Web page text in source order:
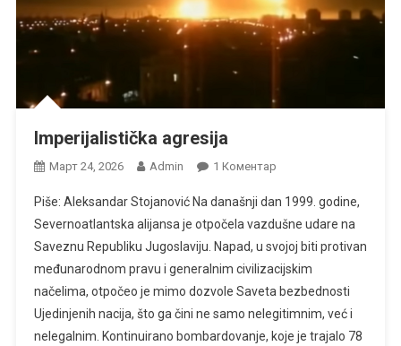
Imperijalistička agresija
Март 24, 2026 Admin 1 КоментарНа
Agresija
Piše: Aleksandar Stojanović Na današnji dan 1999. godine,
Severnoatlantska alijansa je otpočela vazdušne udare na
Saveznu Republiku Jugoslaviju. Napad, u svojoj biti protivan
međunarodnom pravu i generalnim civilizacijskim
načelima, otpočeo je mimo dozvole Saveta bezbednosti
Ujedinjenih nacija, što ga čini ne samo nelegitimnim, već i
nelegalnim. Kontinuirano bombardovanje, koje je trajalo 78